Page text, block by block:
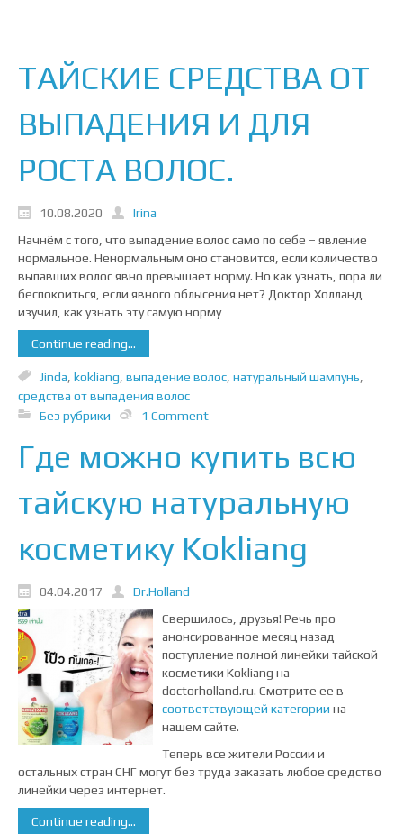
ТАЙСКИЕ СРЕДСТВА ОТ
ВЫПАДЕНИЯ И ДЛЯ
РОСТА ВОЛОС.
10.08.2020
Irina
Начнём с того, что выпадение волос само по себе – явление
нормальное. Ненормальным оно становится, если количество
выпавших волос явно превышает норму. Но как узнать, пора ли
беспокоиться, если явного облысения нет? Доктор Холланд
изучил, как узнать эту самую норму
Continue reading...
Jinda kokliang выпадение волос натуральный шампунь
средства от выпадения волос
Без рубрики
1 Comment
Где можно купить всю
тайскую натуральную
косметику Kokliang
04.04.2017
Dr.Holland
Свершилось, друзья! Речь про
анонсированное месяц назад
поступление полной линейки тайской
косметики Kokliang на
doctorholland.ru. Смотрите ее в
соответствующей категории на
нашем сайте.
Теперь все жители России и
остальных стран СНГ могут без труда заказать любое средство
линейки через интернет.
Continue reading...